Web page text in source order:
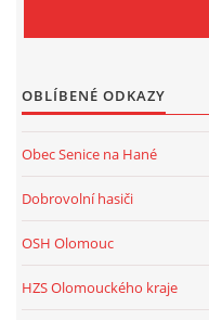
OBLÍBENÉ ODKAZY
Obec Senice na Hané
Dobrovolní hasiči
OSH Olomouc
HZS Olomouckého kraje